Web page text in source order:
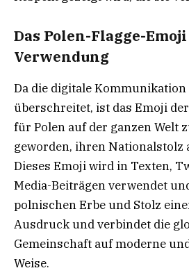
Das Polen-Flagge-
Verwendung
Da die digitale Kommunikation
überschreitet, ist das Emoji
für Polen auf der ganzen Welt
geworden, ihren Nationalstolz
Dieses Emoji wird in Texten,
Media-Beiträgen verwendet
polnischen Erbe und Stolz
Ausdruck und verbindet die
Gemeinschaft auf moderne
Weise.